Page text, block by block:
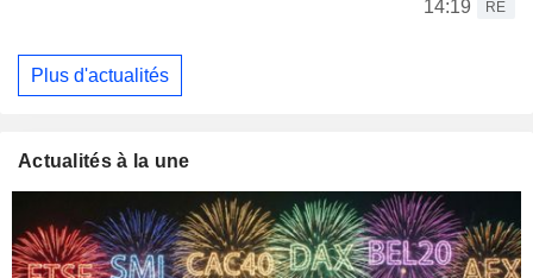
14:19
RE
Plus d'actualités
Actualités à la une